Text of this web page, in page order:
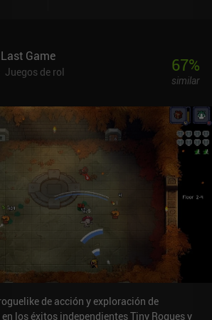
Game
Juegos de rol
67%
similar
de acción y exploración de
los éxitos independientes Tiny Rogues y